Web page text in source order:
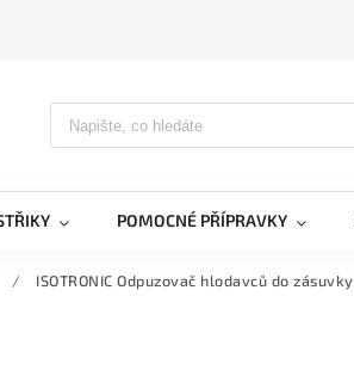
POMOCNÉ PŘÍPRAVKY
/ ISOTRONIC Odpuzovač hlodavců do zásuvky